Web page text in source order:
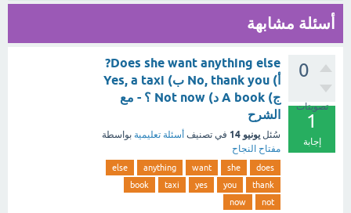
أسئلة مشابهة
0
تصويتات
1
إجابة
Does she want anything else?
أ) No, thank you ب) Yes, a taxi
ج) A book د) Not now ؟ - مع
الشرح
سُئل يونيو 14 في تصنيف أسئلة تعليمية بواسطة
مفتاح النجاح
does
she
want
anything
else
thank
you
yes
taxi
book
not
now